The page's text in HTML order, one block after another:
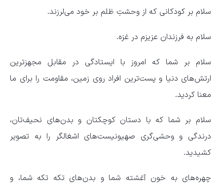
سلام بر کودکانی که از وحشتِ ظلم بر خود می‌لرزند.
سلام به فرزندان عزیزم در غزه.
سلام بر شما که امروز با ایستادگی در مقابل مجهزترین
ارتش‌های دنیا و پست‌ترین افراد روی زمین،‌ مقاومت را برای ما
معنا کردید.
سلام بر شما که با دستان کوچکتان و بدن‌های نحیف‌تان،‌
درندگی و وحشی‌گری صهیونیست‌های اشغالگر را به تصویر
کشیدید.
چهره‌های به خون آغشته شما و بدن‌های تکه تکه شما، و